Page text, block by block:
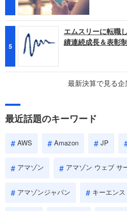
5
エムスリーに転職
績連続成長＆表彰
最新決算で見る
最近話題のキーワード
AWS Amazon JP
アマゾン アマゾン ウェブ サ
アマゾンジャパン キーエンス